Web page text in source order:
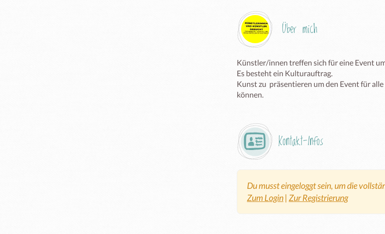
Über mich
Künstler/innen treffen sich für eine Event
Es besteht ein Kulturauftrag.
Kunst zu  präsentieren um den Event für
können.
Kontakt-Infos
Du musst eingeloggt sein, um die
Zum Login| Zur Registrierung